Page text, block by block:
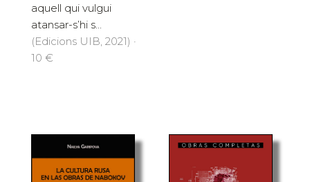
aquell qui vulgui
atansar-s’hi s...
(Edicions UIB, 2021) ·
10 €